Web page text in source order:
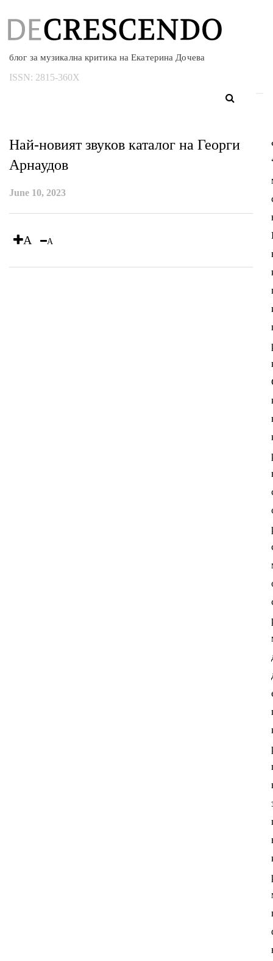
блог за музикална критика на Екатерина Дочева
ISSN: 2815-360X
Най-новият звуков каталог на Георги
Арнаудов
June 10, 2023
A A